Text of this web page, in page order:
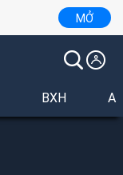
MỞ
BXH